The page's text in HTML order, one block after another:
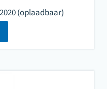
(oplaadbaar)